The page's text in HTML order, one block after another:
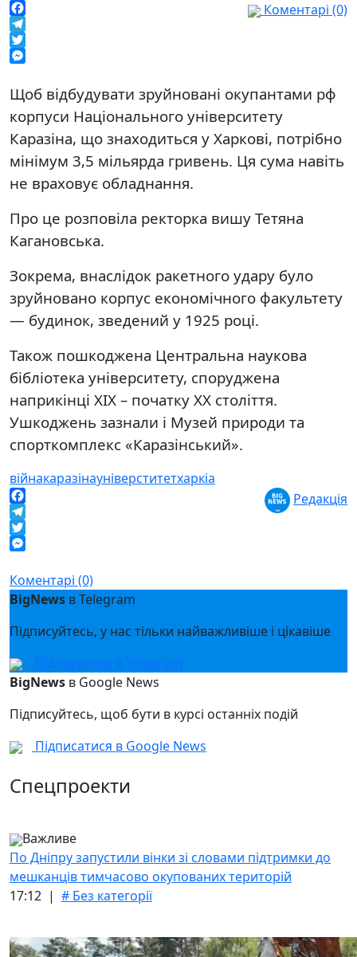
Facebook
Telegram
Twitter
Коментарі (0)
Щоб відбудувати зруйновані окупантами рф
корпуси Національного університету
Каразіна, що знаходиться у Харкові, потрібно
мінімум 3,5 мільярда гривень. Ця сума навіть
не враховує обладнання.
Про це розповіла ректорка вишу Тетяна
Кагановська.
Зокрема, внаслідок ракетного удару було
зруйновано корпус економічного факультету
— будинок, зведений у 1925 році.
Також пошкоджена Центральна наукова
бібліотека університету, споруджена
наприкінці ХІХ – початку ХХ століття.
Ушкоджень зазнали і Музей природи та
спорткомплекс «Каразінський».
війнакаразінауніверститетхаркіа
Facebook
Telegram
Twitter
Редакція
Коментарі (0)
BigNews в Telegram
Підписуйтесь, у нас тільки найважливіше і цікавіше
Підписатися в Telegram
BigNews в Google News
Підписуйтесь, щоб бути в курсі останніх подій
Підписатися в Google News
Спецпроекти
Важливе
По Дніпру запустили вінки зі словами підтримки до
мешканців тимчасово окупованих територій
17:12 | # Без категорії